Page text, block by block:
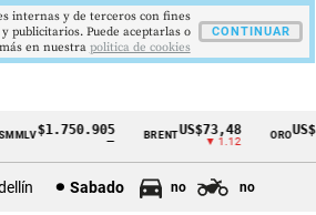
$1.750.905 BRENTUS$73,48
▼ 1.12
ORO
Sabado no no
internas y de terceros con fines
publicitarios. Puede aceptarlas o
en nuestra politica de cookies
CONTINUAR